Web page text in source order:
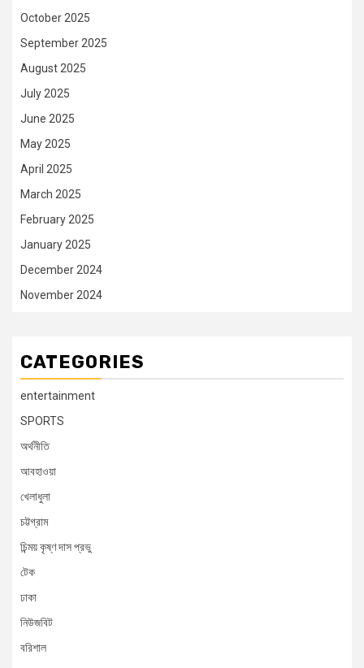
October 2025
September 2025
August 2025
July 2025
June 2025
May 2025
April 2025
March 2025
February 2025
January 2025
December 2024
November 2024
CATEGORIES
entertainment
SPORTS
অর্থনীতি
আবহাওয়া
খেলাধুলা
চট্টগ্রাম
চিন্ময় কৃষ্ণ দাস প্রভু
টেক
ঢাকা
নিউজবিট
বরিশাল